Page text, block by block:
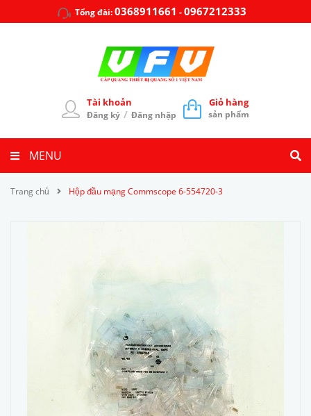
Tổng đài:0368911661 -0967212333
Tài khoản
Đăng ký / Đăng nhập
Giỏ hàng
sản phẩm
MENU
Trang chủ Hộp đầu mạng Commscope 6-554720-3